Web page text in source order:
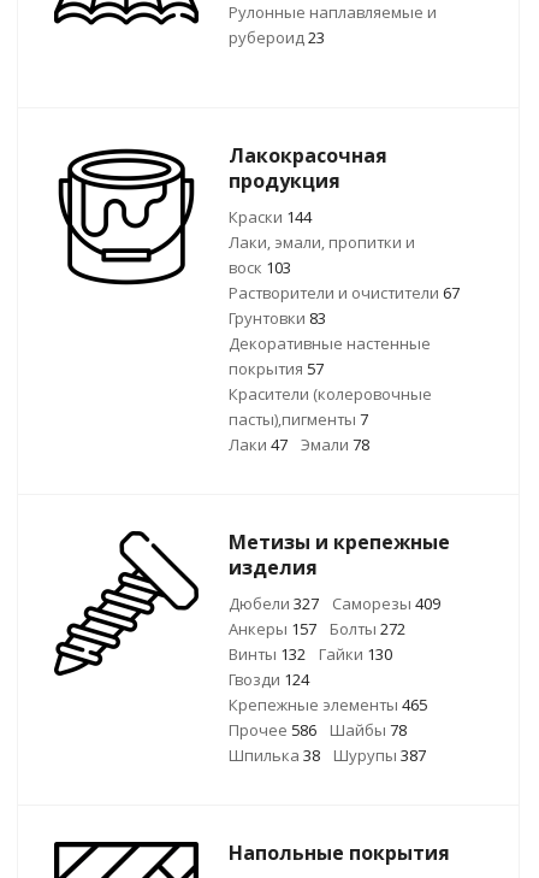
Рулонные наплавляемые и
рубероид23
Лакокрасочная
продукция
Краски 144
Лаки, эмали, пропитки и
воск 103
Растворители и очистители 67
Грунтовки 83
Декоративные настенные
покрытия 57
Красители (колеровочные
пасты),пигменты 7
Лаки 47 Эмали 78
Метизы и крепежные
изделия
Дюбели 327 Саморезы 409
Анкеры 157 Болты 272
Винты 132 Гайки 130
Гвозди 124
Крепежные элементы 465
Прочее 586 Шайбы 78
Шпилька 38 Шурупы 387
Напольные покрытия